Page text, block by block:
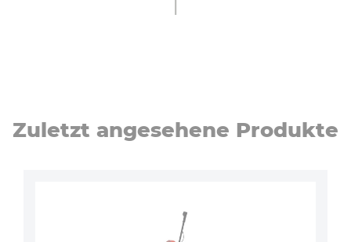
Zuletzt angesehene Produkte